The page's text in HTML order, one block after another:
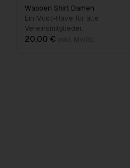
Wappen Shirt Damen
Ein Must-Have für alle
Vereinsmitglieder.
20,00 €